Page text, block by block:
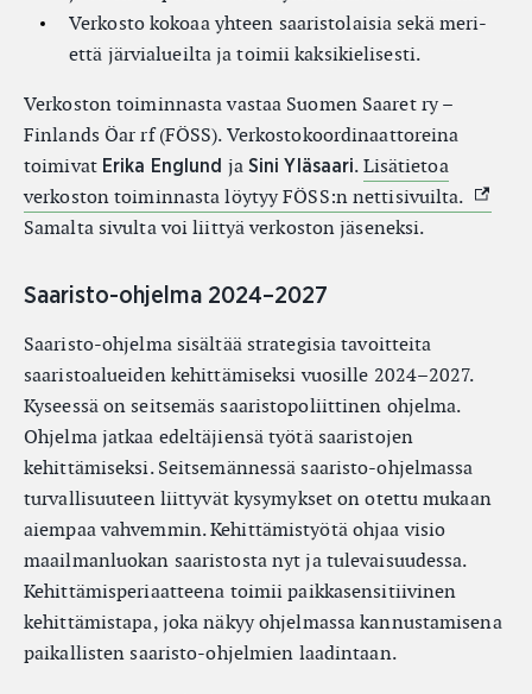
Verkosto kokoaa yhteen saaristolaisia sekä meri-
että järvialueilta ja toimii kaksikielisesti.
Verkoston toiminnasta vastaa Suomen Saaret ry –
Finlands Öar rf (FÖSS). Verkostokoordinaattoreina
toimivat Erika Englund ja Sini Yläsaari.Lisätietoa
verkoston toiminnasta löytyy FÖSS:n nettisivuilta.
Samalta sivulta voi liittyä verkoston jäseneksi.
Saaristo-ohjelma 2024–2027
Saaristo-ohjelma sisältää strategisia tavoitteita
saaristoalueiden kehittämiseksi vuosille 2024–2027.
Kyseessä on seitsemäs saaristopoliittinen ohjelma.
Ohjelma jatkaa edeltäjiensä työtä saaristojen
kehittämiseksi. Seitsemännessä saaristo-ohjelmassa
turvallisuuteen liittyvät kysymykset on otettu mukaan
aiempaa vahvemmin. Kehittämistyötä ohjaa visio
maailmanluokan saaristosta nyt ja tulevaisuudessa.
Kehittämisperiaatteena toimii paikkasensitiivinen
kehittämistapa, joka näkyy ohjelmassa kannustamisena
paikallisten saaristo-ohjelmien laadintaan.